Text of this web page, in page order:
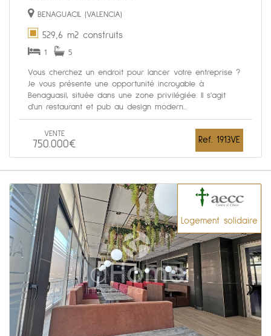
BENAGUACIL (VALENCIA)
529,6 m2 construits
1 5
Vous cherchez un endroit pour lancer votre entreprise ?
Je vous présente une opportunité incroyable à
Benaguasil, située dans une zone privilégiée. Il s'agit
d'un restaurant et pub au design modern...
VENTE
750.000€ Ref. 1913VE
Logement solidaire